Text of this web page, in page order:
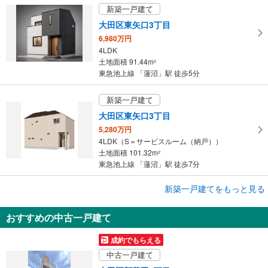
新築一戸建て
大田区東矢口3丁目
6,980万円
4LDK
土地面積 91.44m2
東急池上線 「蓮沼」駅 徒歩5分
新築一戸建て
大田区東矢口3丁目
5,280万円
4LDK（S＝サービスルーム（納戸））
土地面積 101.32m2
東急池上線 「蓮沼」駅 徒歩7分
大田区新蒲田3丁目
9,198万円
3SLDK
土地面積 62.38m
新築一戸建てをもっと見る
おすすめの中古一戸建て
成約でもらえる
中古一戸建て